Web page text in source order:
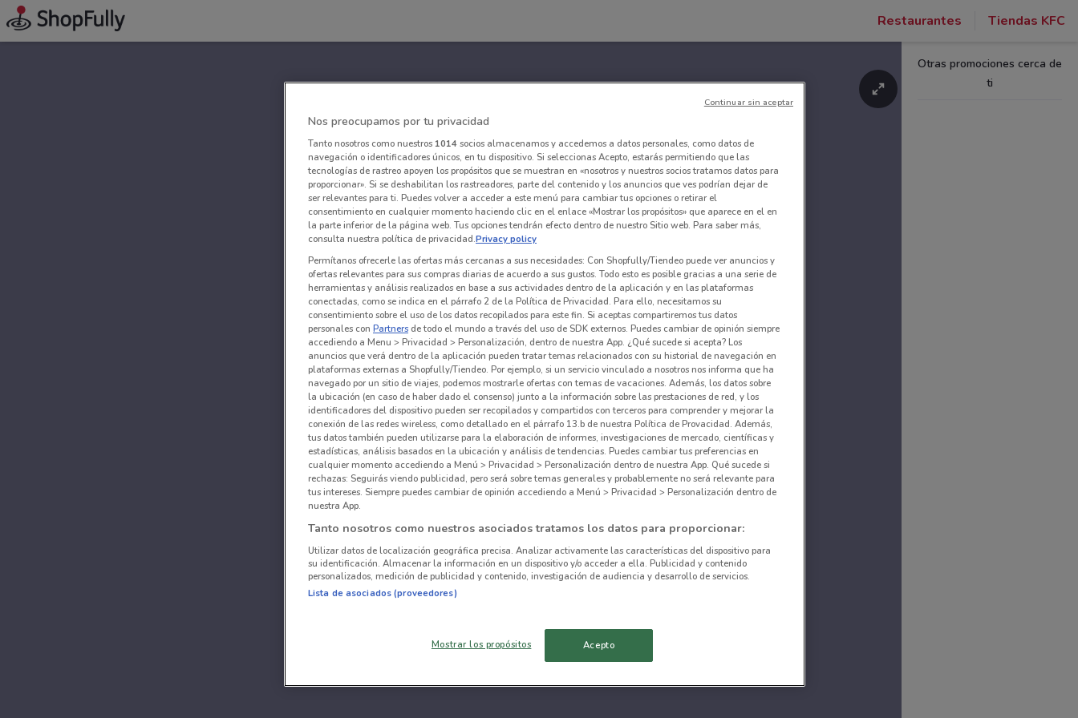
Restaurantes Tiendas KFC
Otras promociones cerca de
ti
Nos preocupamos por tu privacidad
Tanto nosotros como nuestros 1014socios almacenamos y accedemos a datos personales, como datos de
navegación o identificadores únicos, en tu dispositivo. Si seleccionas Acepto, estarás permitiendo que las
tecnologías de rastreo apoyen los propósitos que se muestran en «nosotros y nuestros socios tratamos datos para
proporcionar». Si se deshabilitan los rastreadores, parte del contenido y los anuncios que ves podrían dejar de
ser relevantes para ti. Puedes volver a acceder a este menú para cambiar tus opciones o retirar el
consentimiento en cualquier momento haciendo clic en el enlace «Mostrar los propósitos» que aparece en el en
la parte inferior de la página web. Tus opciones tendrán efecto dentro de nuestro Sitio web. Para saber más,
consulta nuestra política de privacidad.Privacy policy
Permítanos ofrecerle las ofertas más cercanas a sus necesidades: Con Shopfully/Tiendeo puede ver anuncios y
ofertas relevantes para sus compras diarias de acuerdo a sus gustos. Todo esto es posible gracias a una serie de
herramientas y análisis realizados en base a sus actividades dentro de la aplicación y en las plataformas
conectadas, como se indica en el párrafo 2 de la Política de Privacidad. Para ello, necesitamos su
consentimiento sobre el uso de los datos recopilados para este fin. Si aceptas compartiremos tus datos
personales con Partners de todo el mundo a través del uso de SDK externos. Puedes cambiar de opinión siempre
accediendo a Menu > Privacidad > Personalización, dentro de nuestra App. ¿Qué sucede si acepta? Los
anuncios que verá dentro de la aplicación pueden tratar temas relacionados con su historial de navegación en
plataformas externas a Shopfully/Tiendeo. Por ejemplo, si un servicio vinculado a nosotros nos informa que ha
navegado por un sitio de viajes, podemos mostrarle ofertas con temas de vacaciones. Además, los datos sobre
la ubicación (en caso de haber dado el consenso) junto a la información sobre las prestaciones de red, y los
identificadores del dispositivo pueden ser recopilados y compartidos con terceros para comprender y mejorar la
conexión de las redes wireless, como detallado en el párrafo 13.b de nuestra Política de Provacidad. Además,
tus datos también pueden utilizarse para la elaboración de informes, investigaciones de mercado, científicas y
estadísticas, análisis basados en la ubicación y análisis de tendencias. Puedes cambiar tus preferencias en
cualquier momento accediendo a Menú > Privacidad > Personalización dentro de nuestra App. Qué sucede si
rechazas: Seguirás viendo publicidad, pero será sobre temas generales y probablemente no será relevante para
tus intereses. Siempre puedes cambiar de opinión accediendo a Menú > Privacidad > Personalización dentro de
nuestra App.
Tanto nosotros como nuestros asociados tratamos los datos para proporcionar:
Utilizar datos de localización geográfica precisa. Analizar activamente las características del dispositivo para
su identificación. Almacenar la información en un dispositivo y/o acceder a ella. Publicidad y contenido
personalizados, medición de publicidad y contenido, investigación de audiencia y desarrollo de servicios.
Lista de asociados (proveedores)
Mostrar los propósitos Acepto
Continuar sin aceptar